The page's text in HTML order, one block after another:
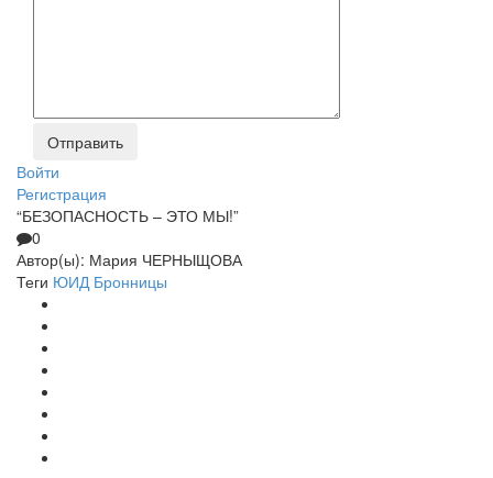
Войти
Регистрация
“БЕЗОПАСНОСТЬ – ЭТО МЫ!”
0
Автор(ы): Мария ЧЕРНЫЩОВА
Теги ЮИД Бронницы